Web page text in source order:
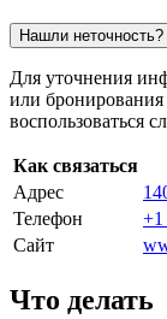
Нашли неточность?
Для уточнения
или
воспользоваться
Как связаться
Адрес
Телефон
+1
Сайт
Что делать